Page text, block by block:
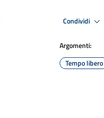
Condividi
Argomenti:
Tempo libero